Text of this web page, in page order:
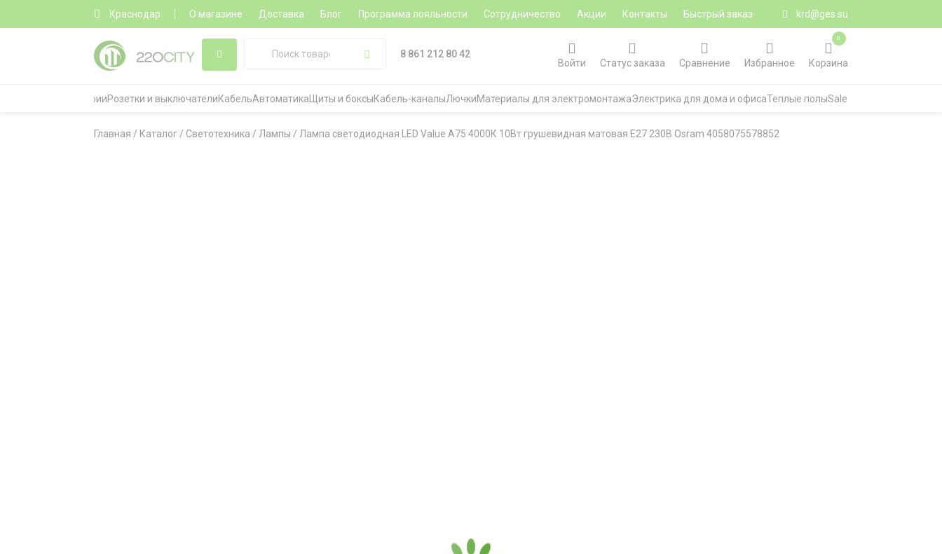
Краснодар О магазине Доставка Блог Программа лояльности Сотрудничество Акции Контакты Быстрый заказ krd@ges.su
8 861 212 80 42
Войти
Статус заказа Сравнение Избранное Корзина
0
Все категорииРозетки и выключателиКабельАвтоматика Щиты и боксыКабель-каналыЛючкиМатериалы для электромонтажаЭлектрика для дома и офисаТеплые полыSale
Главная / Каталог / Светотехника / Лампы / Лампа светодиодная LED Value A75 4000К 10Вт грушевидная матовая E27 230В Osram 4058075578852